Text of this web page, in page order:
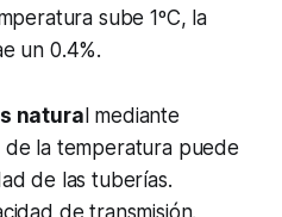
sube 1ºC, la
un 0.4%.
natura l mediante
la temperatura puede
de las tuberías.